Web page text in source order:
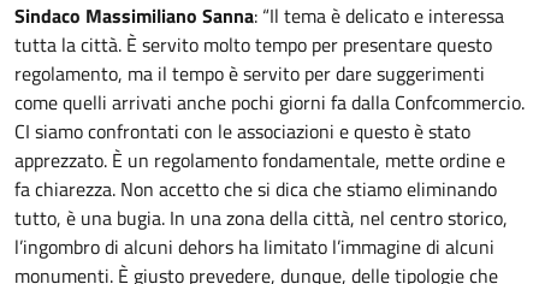
Sindaco Massimiliano Sanna: “Il tema è delicato e interessa
tutta la città. È servito molto tempo per presentare questo
regolamento, ma il tempo è servito per dare suggerimenti
come quelli arrivati anche pochi giorni fa dalla Confcommercio.
CI siamo confrontati con le associazioni e questo è stato
apprezzato. È un regolamento fondamentale, mette ordine e
fa chiarezza. Non accetto che si dica che stiamo eliminando
tutto, è una bugia. In una zona della città, nel centro storico,
l’ingombro di alcuni dehors ha limitato l’immagine di alcuni
monumenti. È giusto prevedere, dunque, delle tipologie che